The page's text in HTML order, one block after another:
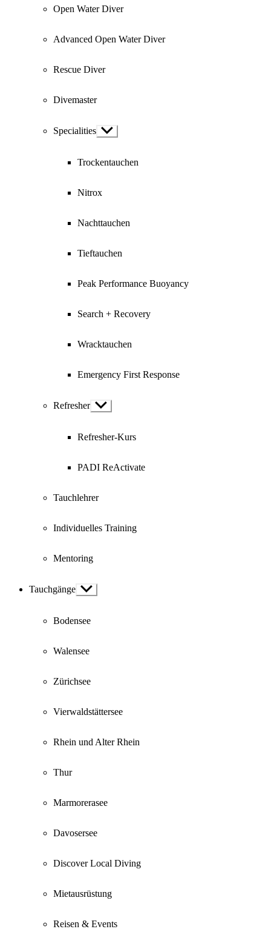
Open Water Diver
Advanced Open Water Diver
Rescue Diver
Divemaster
Specialities Show
sub
Trockentauchen
Nitrox
Nachttauchen
Tieftauchen
Peak Performance Buoyancy
Search + Recovery
Wracktauchen
Emergency First Response
Refresher Show
sub
Refresher-Kurs
PADI ReActivate
Tauchlehrer
Individuelles Training
Mentoring
Tauchgänge Show
sub
Bodensee
Walensee
Zürichsee
Vierwaldstättersee
Rhein und Alter Rhein
Thur
Marmorerasee
Davosersee
Discover Local Diving
Mietausrüstung
Reisen & Events